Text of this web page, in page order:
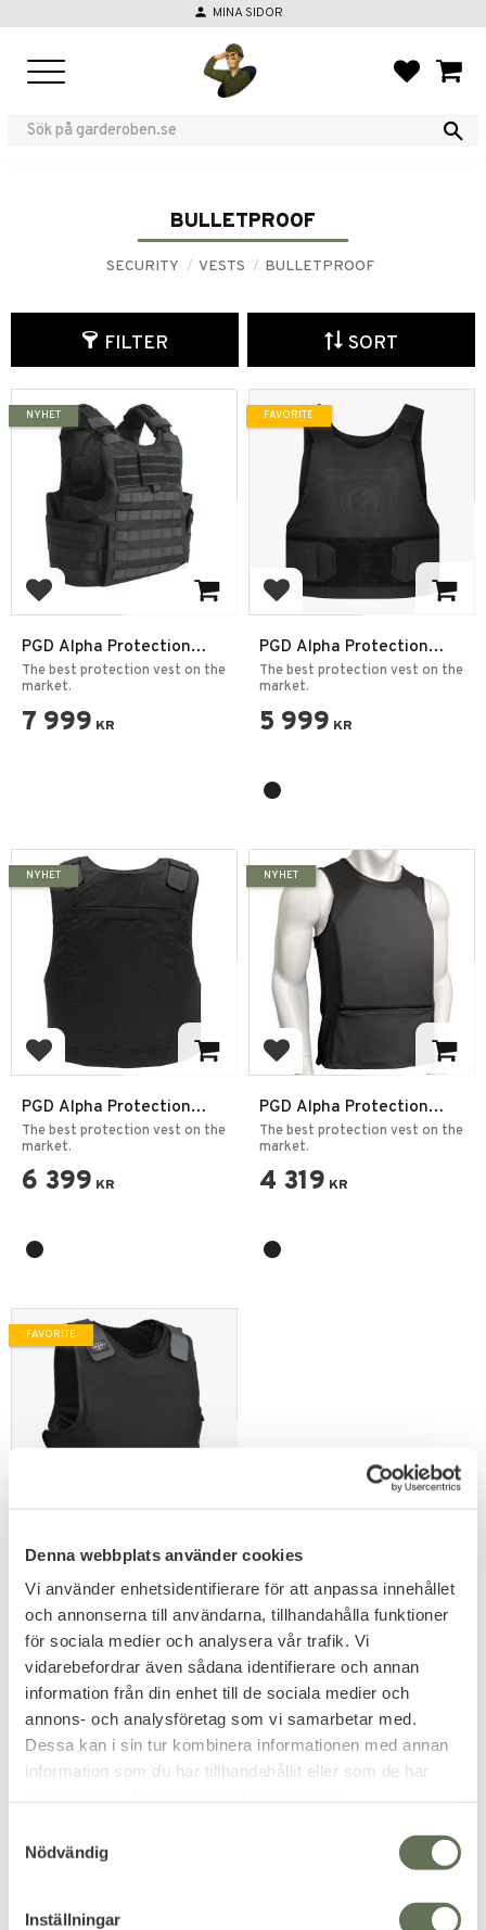
Denna webbplats använder cookies
Vi använder enhetsidentifierare för att anpassa innehållet
och annonserna till användarna, tillhandahålla funktioner
för sociala medier och analysera vår trafik. Vi
vidarebefordrar även sådana identifierare och annan
information från din enhet till de sociala medier och
annons- och analysföretag som vi samarbetar med.
Dessa kan i sin tur kombinera informationen med annan
information som du har tillhandahållit eller som de har
Nödvändig
Inställningar
person MINA SIDOR
BULLETPROOF
SECURITY VESTS BULLETPROOF
FILTER SORT
Add to favorites
PGD Alpha Protection
Vest DELTA IIIA +55J
The best protection vest on the
market.
7 999 KR
NYHET
Add to favorites
PGD Alpha Protection
Vest DELTA IIIA +55J
The best protection vest on the
market.
5 999 KR
FAVORITE
Add to favorites
PGD Alpha Protection
Vest DELTA IIIA +55J
The best protection vest on the
market.
6 399 KR
NYHET
Add to favorites
PGD Alpha Protection
Vest DELTA IIIA +55J
The best protection vest on the
market.
4 319 KR
NYHET
EnGarde Comfort II GEN7
Skyddsväst
Flexibla, Unisex & mjuka
kroppsskydd.
6 799KR
FAVORITE
PRENUMERERA & TA DEL AV VÅRA